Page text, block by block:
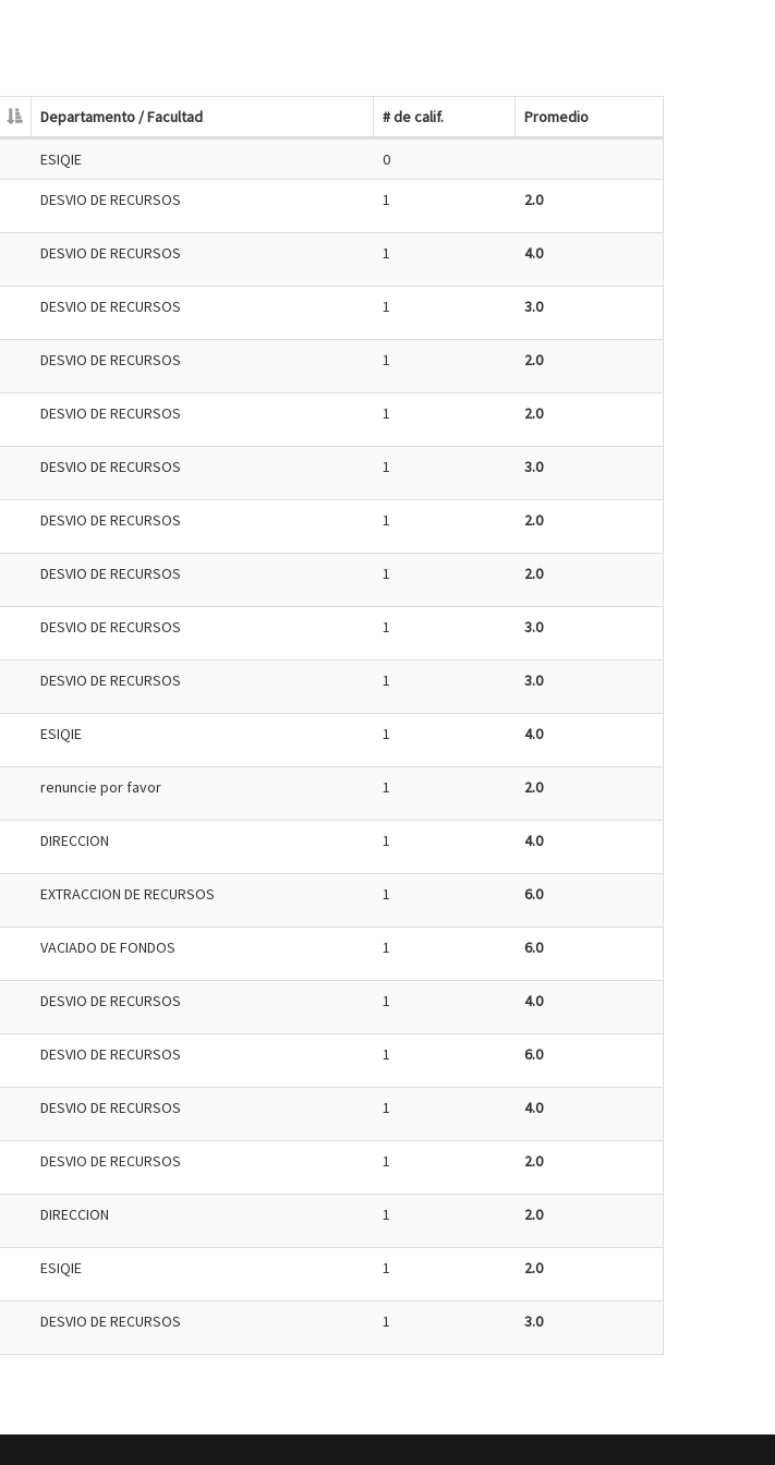
Departamento / Facultad # de calif. Promedio
ESIQIE 0
DESVIO DE RECURSOS 1 2.0
DESVIO DE RECURSOS 1 4.0
DESVIO DE RECURSOS 1 3.0
DESVIO DE RECURSOS 1 2.0
DESVIO DE RECURSOS 1 2.0
DESVIO DE RECURSOS 1 3.0
DESVIO DE RECURSOS 1 2.0
DESVIO DE RECURSOS 1 2.0
DESVIO DE RECURSOS 1 3.0
DESVIO DE RECURSOS 1 3.0
ESIQIE 1 4.0
renuncie por favor 1 2.0
DIRECCION 1 4.0
EXTRACCION DE RECURSOS 1 6.0
VACIADO DE FONDOS 1 6.0
DESVIO DE RECURSOS 1 4.0
DESVIO DE RECURSOS 1 6.0
DESVIO DE RECURSOS 1 4.0
DESVIO DE RECURSOS 1 2.0
DIRECCION 1 2.0
ESIQIE 1 2.0
DESVIO DE RECURSOS 1 3.0